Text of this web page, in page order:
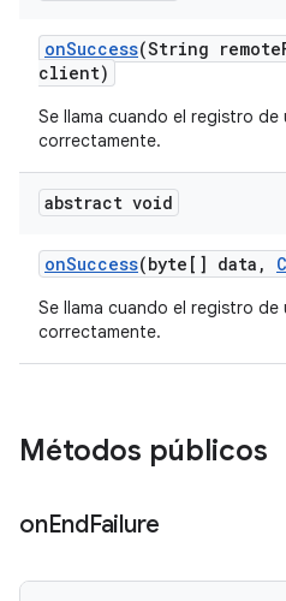
onSuccess(String remote
client)
Se llama cuando el registro
correctamente.
abstract void
onSuccess(byte[] data ,
Se llama cuando el registro
correctamente.
Métodos públicos
onEndFailure